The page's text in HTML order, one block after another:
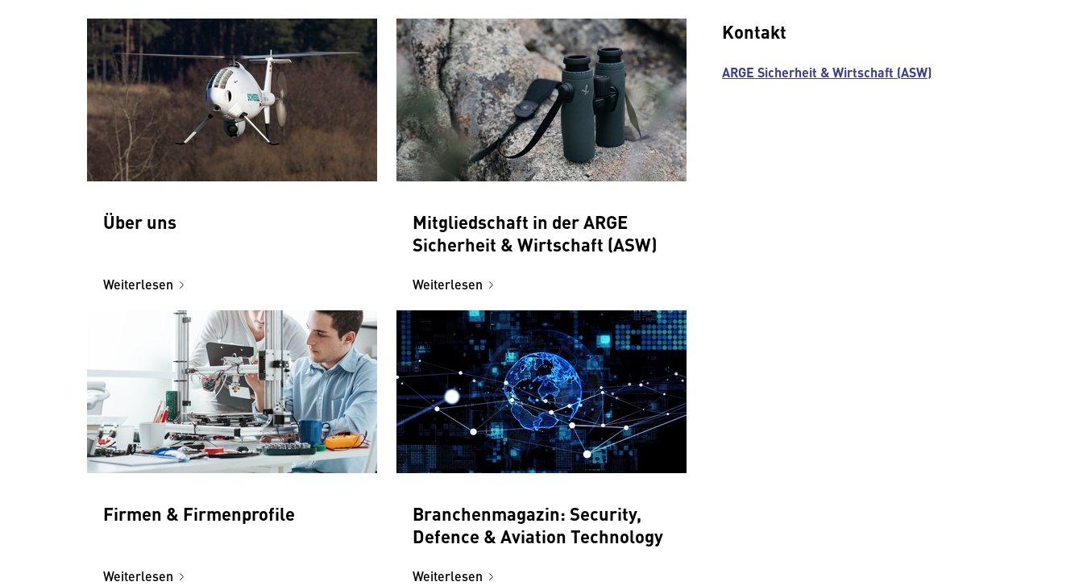
Über uns
Weiterlesen
Mitgliedschaft in der ARGE
Sicherheit & Wirtschaft (ASW)
Weiterlesen
Firmen & Firmenprofile
Weiterlesen
Branchenmagazin: Security,
Defence & Aviation Technology
Weiterlesen
Kontakt
ARGE Sicherheit & Wirtschaft (ASW)